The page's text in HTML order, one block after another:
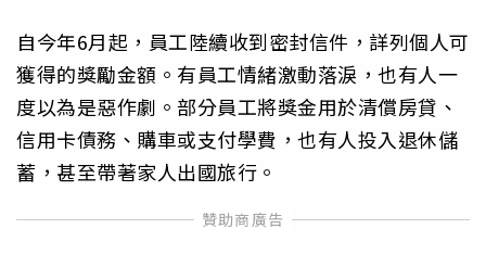
自今年6月起，員工陸續收到密封信件，詳列個人可
獲得的獎勵金額。有員工情緒激動落淚，也有人一
度以為是惡作劇。部分員工將獎金用於清償房貸、
信用卡債務、購車或支付學費，也有人投入退休儲
蓄，甚至帶著家人出國旅行。